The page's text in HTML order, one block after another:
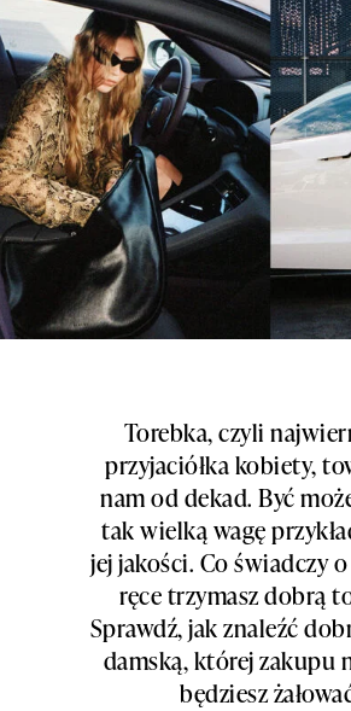
Torebka, czyli
przyjaciółka kobiety,
nam od dekad. Być
tak wielką wagę
jej jakości. Co świadczy
ręce trzymasz dobrą
Sprawdź, jak znaleźć
damską, której zakupu
będziesz